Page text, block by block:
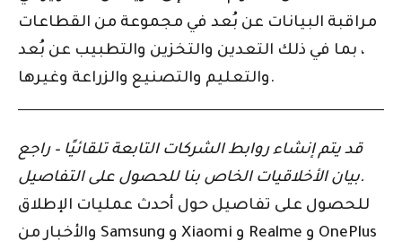
مراقبة البيانات عن بُعد في مجموعة من القطاعات
، بما في ذلك التعدين والتخزين والتطبيب عن بُعد
والتعليم والتصنيع والزراعة وغيرها.
قد يتم إنشاء روابط الشركات التابعة تلقائيًا – راجع
بيان الأخلاقيات الخاص بنا للحصول على التفاصيل.
للحصول على تفاصيل حول أحدث عمليات الإطلاق
والأخبار من Samsung و Xiaomi و Realme و OnePlus